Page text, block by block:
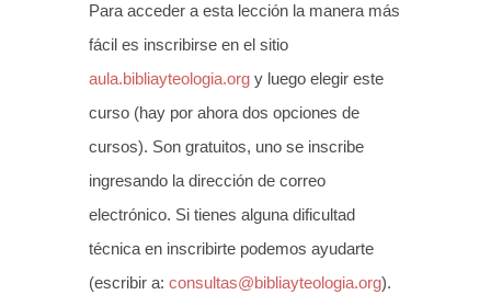
Para acceder a esta lección la manera más
fácil es inscribirse en el sitio
aula.bibliayteologia.orgy luego elegir este
curso (hay por ahora dos opciones de
cursos). Son gratuitos, uno se inscribe
ingresando la dirección de correo
electrónico. Si tienes alguna dificultad
técnica en inscribirte podemos ayudarte
(escribir a: consultas@bibliayteologia.org).